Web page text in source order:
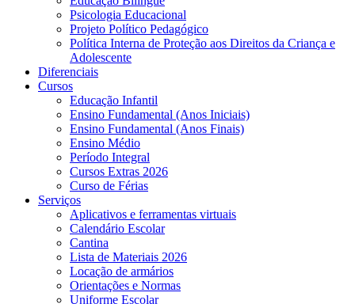
Psicologia Educacional
Projeto Político Pedagógico
Política Interna de Proteção aos Direitos da Criança e
Adolescente
Diferenciais
Cursos
Educação Infantil
Ensino Fundamental (Anos Iniciais)
Ensino Fundamental (Anos Finais)
Ensino Médio
Período Integral
Cursos Extras 2026
Curso de Férias
Serviços
Aplicativos e ferramentas virtuais
Calendário Escolar
Cantina
Lista de Materiais 2026
Locação de armários
Orientações e Normas
Uniforme Escolar